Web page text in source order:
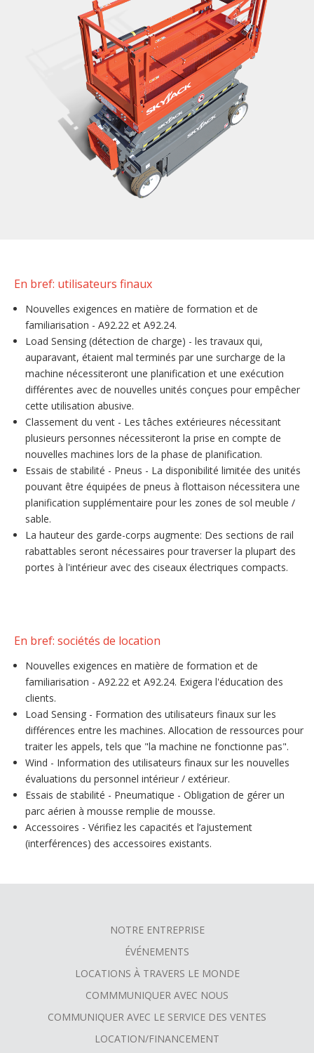
En bref: utilisateurs finaux
Nouvelles exigences en matière de formation et de
familiarisation - A92.22 et A92.24.
Load Sensing (détection de charge) - les travaux qui,
auparavant, étaient mal terminés par une surcharge de la
machine nécessiteront une planification et une exécution
différentes avec de nouvelles unités conçues pour empêcher
cette utilisation abusive.
Classement du vent - Les tâches extérieures nécessitant
plusieurs personnes nécessiteront la prise en compte de
nouvelles machines lors de la phase de planification.
Essais de stabilité - Pneus - La disponibilité limitée des unités
pouvant être équipées de pneus à flottaison nécessitera une
planification supplémentaire pour les zones de sol meuble /
sable.
La hauteur des garde-corps augmente: Des sections de rail
rabattables seront nécessaires pour traverser la plupart des
portes à l'intérieur avec des ciseaux électriques compacts.
En bref: sociétés de location
Nouvelles exigences en matière de formation et de
familiarisation - A92.22 et A92.24. Exigera l'éducation des
clients.
Load Sensing - Formation des utilisateurs finaux sur les
différences entre les machines. Allocation de ressources pour
traiter les appels, tels que "la machine ne fonctionne pas".
Wind - Information des utilisateurs finaux sur les nouvelles
évaluations du personnel intérieur / extérieur.
Essais de stabilité - Pneumatique - Obligation de gérer un
parc aérien à mousse remplie de mousse.
Accessoires - Vérifiez les capacités et l’ajustement
(interférences) des accessoires existants.
MENU
NOTRE ENTREPRISE
ÉVÉNEMENTS
LOCATIONS À TRAVERS LE MONDE
COMMMUNIQUER AVEC NOUS
COMMUNIQUER AVEC LE SERVICE DES VENTES
LOCATION/FINANCEMENT